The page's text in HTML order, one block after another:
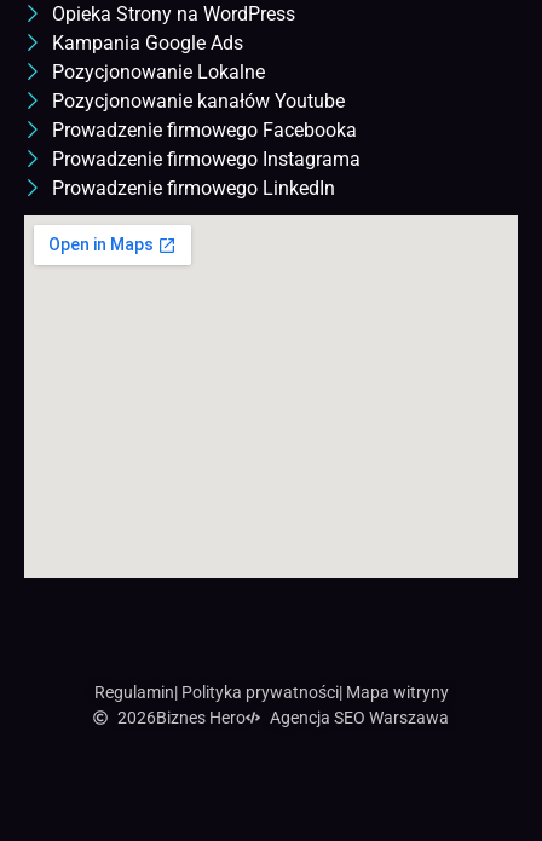
Opieka Strony na WordPress
Kampania Google Ads
Pozycjonowanie Lokalne
Pozycjonowanie kanałów Youtube
Prowadzenie firmowego Facebooka
Prowadzenie firmowego Instagrama
Prowadzenie firmowego LinkedIn
Regulamin| Polityka prywatności| Mapa witryny
2026Biznes Hero Agencja SEO Warszawa